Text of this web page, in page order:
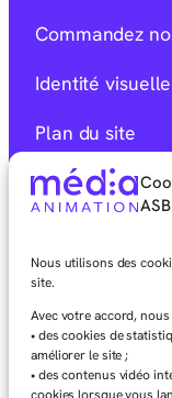
Nous utilisons des
site.
Avec votre accord,
• des cookies de
améliorer le site ;
• des contenus vidéo
cookies lorsque vous
Commandez
Identité visuelle
Plan du site
Mentions
Charte éditoriale